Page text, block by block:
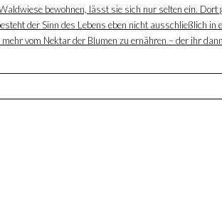
bewohnen, lässt sie sich nur selten ein.
der Sinn des Lebens eben nicht ausschließlich
vom Nektar der Blumen zu ernähren – der ihr